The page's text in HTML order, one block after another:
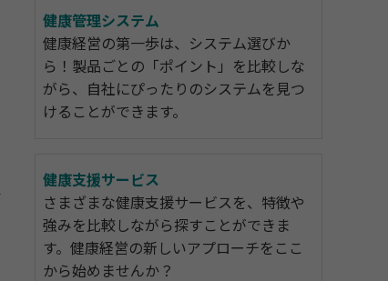
健康管理システム
健康経営の第一歩は、システム選びか
ら！製品ごとの「ポイント」を比較しな
がら、自社にぴったりのシステムを見つ
けることができます。
健康支援サービス
さまざまな健康支援サービスを、特徴や
強みを比較しながら探すことができま
す。健康経営の新しいアプローチをここ
から始めませんか？